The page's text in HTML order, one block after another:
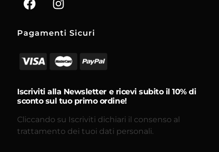
Pagamenti Sicuri
Iscriviti alla Newsletter e ricevi subito il 10% di
sconto sul tuo primo ordine!
Cliccando su Iscriviti dichiari il consenso al
trattamento dei tuoi dati personali.